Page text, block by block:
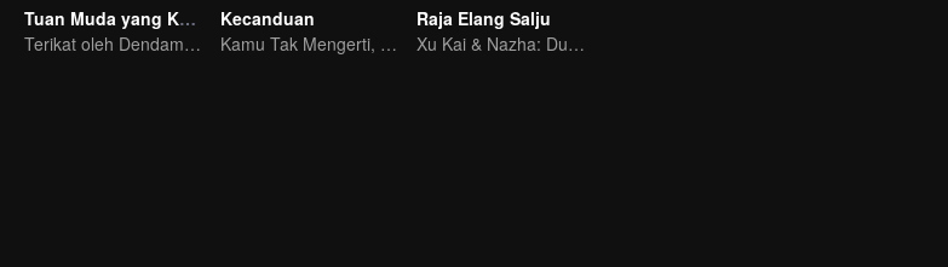
Tuan Muda yang Kembali
Terikat oleh Dendam, Terjalin oleh Takdir
Kecanduan
Kamu Tak Mengerti, Ini Juga Cinta
Raja Elang Salju
Xu Kai & Nazha: Dunia Luar Biasa yang Penuh Semangat